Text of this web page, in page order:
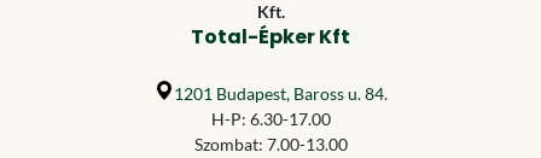
Kft.
Total-Épker Kft
1201 Budapest, Baross u. 84.
H-P: 6.30-17.00
Szombat: 7.00-13.00